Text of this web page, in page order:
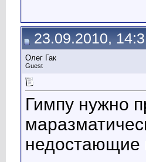
23.09.2010,
Олег Гак
Guest
Гимпу нужно
недостающие